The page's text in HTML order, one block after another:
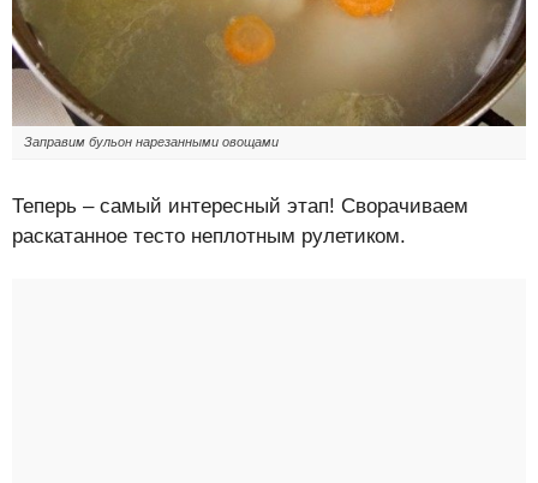
Заправим бульон нарезанными овощами
Теперь – самый интересный этап! Сворачиваем
раскатанное тесто неплотным рулетиком.